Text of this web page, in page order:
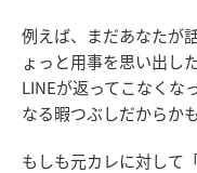
例えば、まだあなたが
ょっと用事を思い出し
LINEが返ってこなくな
なる暇つぶしだからか
もしも元カレに対して